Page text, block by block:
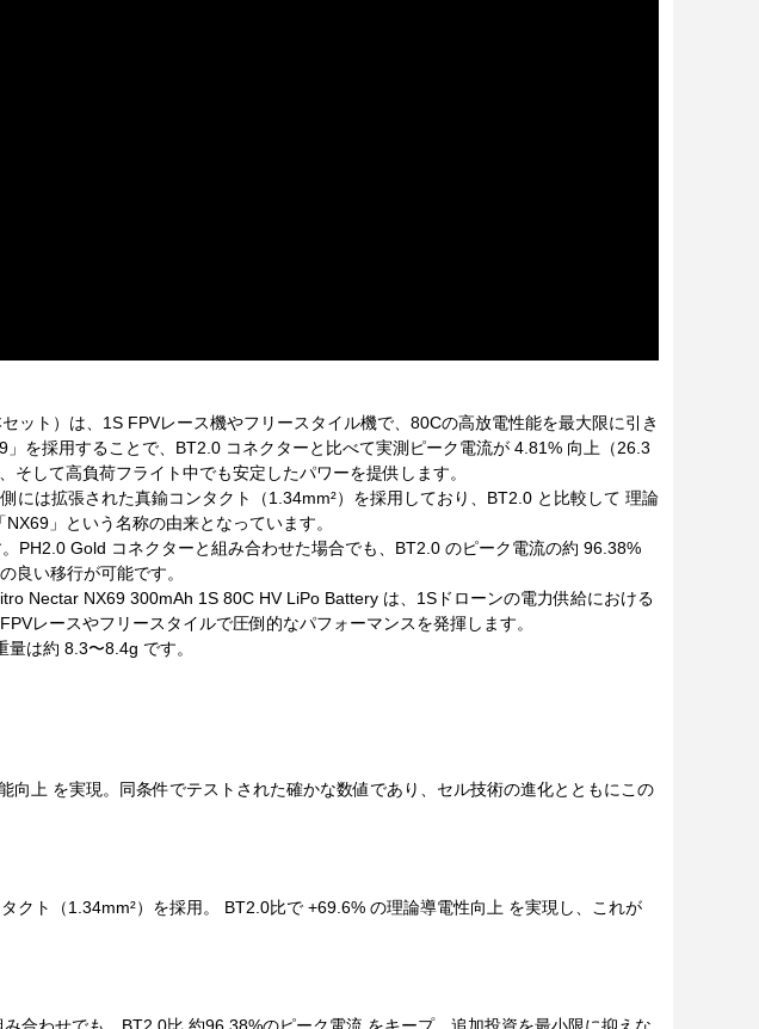
ット）は、1S FPVレース機やフリースタイル機で、80Cの高放電性能を最大限に引き
を採用することで、BT2.0 コネクターと比べて実測ピーク電流が 4.81% 向上（26.3
して高負荷フライト中でも安定したパワーを提供します。
には拡張された真鍮コンタクト（1.34mm²）を採用しており、BT2.0 と比較して 理論
」という名称の由来となっています。
PH2.0 Gold コネクターと組み合わせた場合でも、BT2.0 のピーク電流の約 96.38%
良い移行が可能です。
Nectar NX69 300mAh 1S 80C HV LiPo Battery は、1Sドローンの電力供給における
レースやフリースタイルで圧倒的なパフォーマンスを発揮します。
は約 8.3〜8.4g です。
上 を実現。同条件でテストされた確かな数値であり、セル技術の進化とともにこの
クト（1.34mm²）を採用。 BT2.0比で +69.6% の理論導電性向上 を実現し、これが